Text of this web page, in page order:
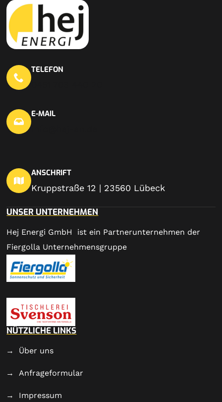
TELEFON
E-MAIL
ANSCHRIFT
Kruppstraße 12 | 23560 Lübeck
UNSER UNTERNEHMEN
Hej Energi GmbH ist ein Partnerunternehmen der
Fiergolla Unternehmensgruppe
NÜTZLICHE LINKS
Über uns
Anfrageformular
Impressum